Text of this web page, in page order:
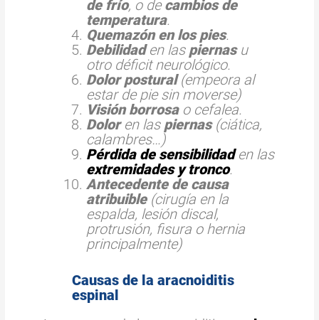
de frío, o decambios de
temperatura.
Quemazón en los pies.
Debilidaden las piernasu
otro déficit neurológico.
Dolor postural(empeora al
estar de pie sin moverse)
Visión borrosao cefalea.
Dolor en las piernas (ciática,
calambres…)
Pérdida de sensibilidaden las
extremidades y tronco.
Antecedente de causa
atribuible(cirugía en la
espalda, lesión discal,
protrusión, fisura o hernia
principalmente)
Causas de la aracnoiditis
espinal